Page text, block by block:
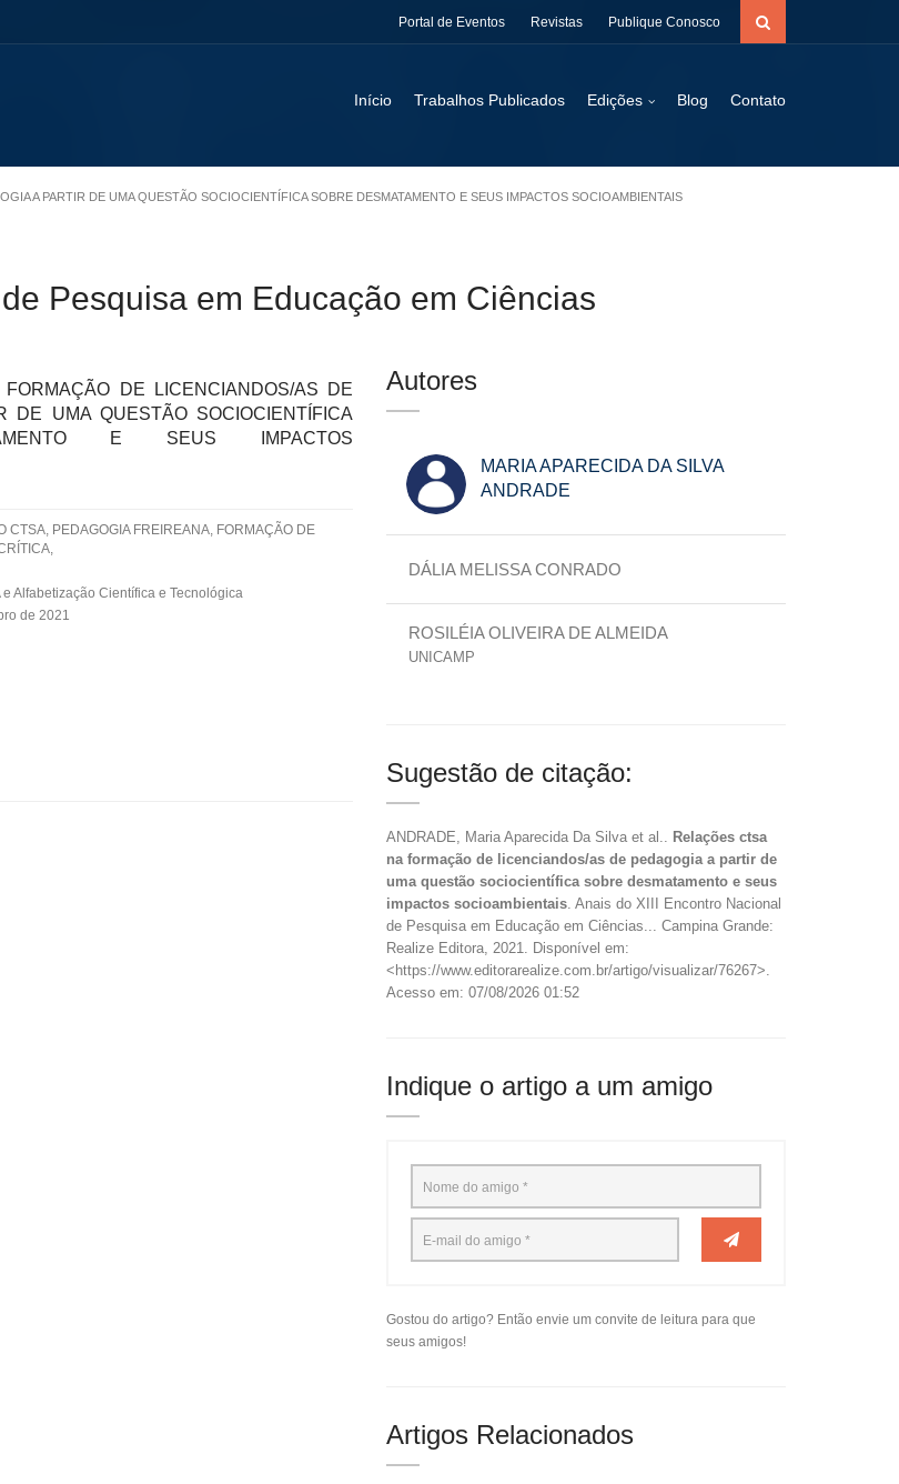
Portal de Eventos Revistas Publique Conosco
Início Trabalhos Publicados Edições Blog Contato
A PARTIR DE UMA QUESTÃO SOCIOCIENTÍFICA SOBRE DESMATAMENTO E SEUS IMPACTOS SOCIOAMBIENTAIS
Pesquisa em Educação em Ciências
DE LICENCIANDOS/AS DE
DE UMA QUESTÃO SOCIOCIENTÍFICA
E SEUS IMPACTOS
CTSA, PEDAGOGIA FREIREANA, FORMAÇÃO DE
e Alfabetização Científica e Tecnológica
de 2021
Autores
MARIA APARECIDA DA SILVA
ANDRADE
DÁLIA MELISSA CONRADO
ROSILÉIA OLIVEIRA DE ALMEIDA
UNICAMP
Sugestão de citação:
ANDRADE, Maria Aparecida Da Silva et al.. Relações ctsa
na formação de licenciandos/as de pedagogia a partir de
uma questão sociocientífica sobre desmatamento e seus
impactos socioambientais. Anais do XIII Encontro Nacional
de Pesquisa em Educação em Ciências... Campina Grande:
Realize Editora, 2021. Disponível em:
<https://www.editorarealize.com.br/artigo/visualizar/76267>.
Acesso em: 07/08/2026 01:52
Indique o artigo a um amigo
Gostou do artigo? Então envie um convite de leitura para que
seus amigos!
Artigos Relacionados